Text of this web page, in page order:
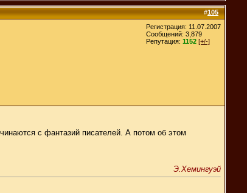
#105
Регистрация: 11.07.2007
Сообщений: 3,879
Репутация: 1152 [+/-]
с фантазий писателей. А потом об этом
Э.Хемингуэй